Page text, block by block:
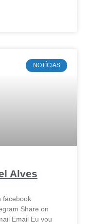
NOTÍCIAS
Alves
facebook
Share on
Email Eu vou